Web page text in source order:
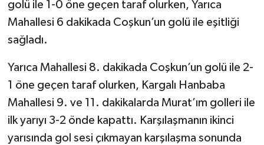
golü ile 1-0 öne geçen taraf olurken, Yarıca
Mahallesi 6 dakikada Coşkun’un golü ile eşitliği
sağladı.
Yarıca Mahallesi 8. dakikada Coşkun’un golü ile 2-
1 öne geçen taraf olurken, Kargalı Hanbaba
Mahallesi 9. ve 11. dakikalarda Murat’ım golleri ile
ilk yarıyı 3-2 önde kapattı. Karşılaşmanın ikinci
yarısında gol sesi çıkmayan karşılaşma sonunda